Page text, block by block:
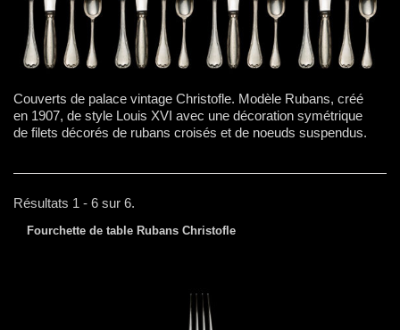
Couverts de palace vintage Christofle. Modèle Rubans, créé
en 1907, de style Louis XVI avec une décoration symétrique
de filets décorés de rubans croisés et de noeuds suspendus.
Résultats 1 - 6 sur 6.
Fourchette de table Rubans Christofle